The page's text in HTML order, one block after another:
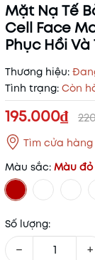
Mặt Nạ Tế
Cell Face
Phục Hồi
Thương hiệu:
Tình trạng: Còn
195.000₫
Tìm cửa
Màu sắc: Màu đỏ
Số lượng:
− +